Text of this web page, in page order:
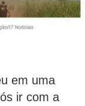
em uma
ir com a